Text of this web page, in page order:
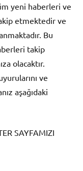
yeni haberleri ve
etmektedir ve
Bu
takip
olacaktır.
ve
aşağıdaki
SAYFAMIZI